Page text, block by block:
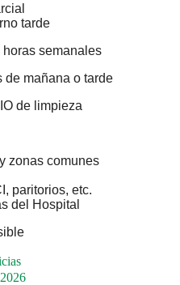
tarde
semanales
de mañana o tarde
de limpieza
zonas comunes
paritorios, etc.
del Hospital